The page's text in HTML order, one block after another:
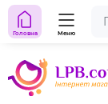
Головна Меню